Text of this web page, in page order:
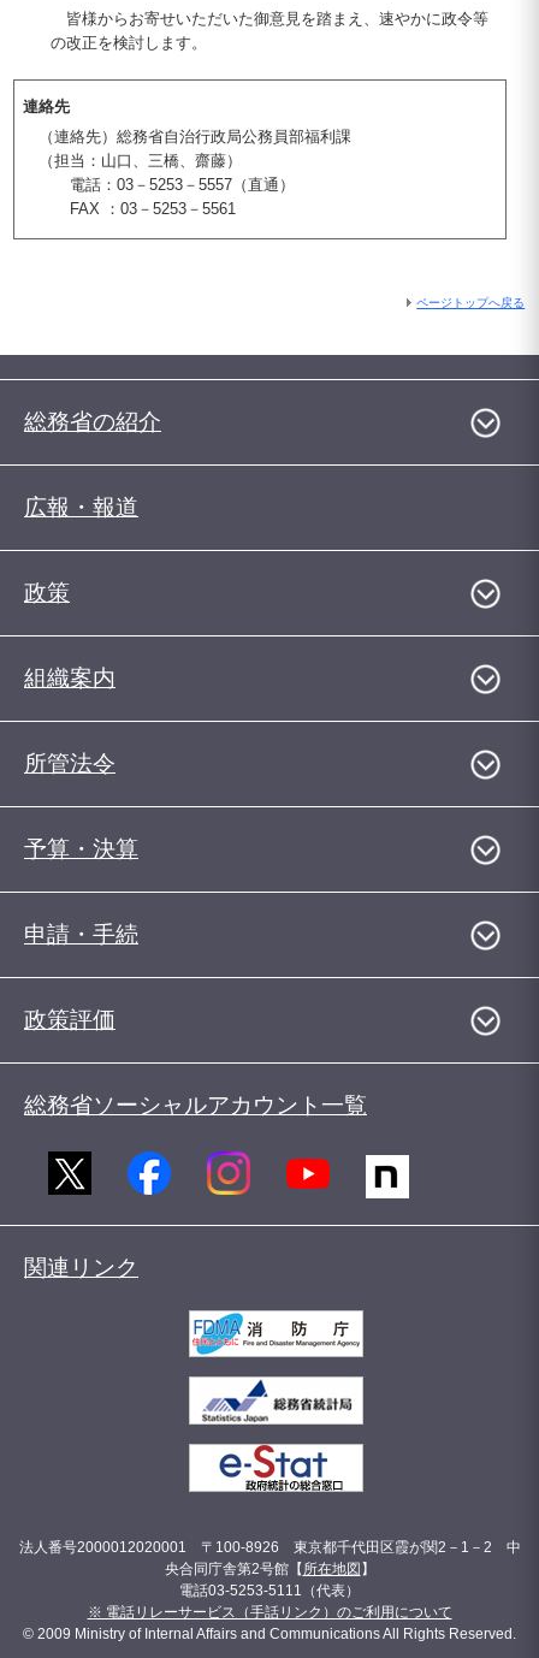
皆様からお寄せいただいた御意見を踏まえ、速やかに政令等
の改正を検討します。
連絡先
（連絡先）総務省自治行政局公務員部福利課
（担当：山口、三橋、齋藤）
電話：03－5253－5557（直通）
FAX ：03－5253－5561
ページトップへ戻る
総務省の紹介
広報・報道
政策
組織案内
所管法令
予算・決算
申請・手続
政策評価
総務省ソーシャルアカウント一覧
関連リンク
法人番号2000012020001 〒100-8926 東京都千代田区霞が関2－1－2 中
央合同庁舎第2号館【 所在地図 】
電話03-5253-5111（代表）
※ 電話リレーサービス（手話リンク）のご利用について
© 2009 Ministry of Internal Affairs and Communications All Rights Reserved.